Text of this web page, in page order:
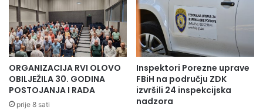
ORGANIZACIJA RVI OLOVO
OBILJEŽILA 30. GODINA
POSTOJANJA I RADA
prije 8 sati
Inspektori Porezne uprave
FBiH na području ZDK
izvršili 24 inspekcijska
nadzora